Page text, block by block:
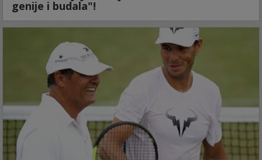
genije i budala"!